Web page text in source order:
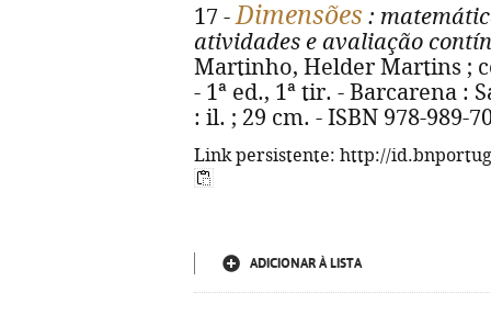
17 -Dimensões :
atividades e avaliação
Martinho, Helder Martins ;
- 1ª ed., 1ª tir. - Barcarena :
: il. ; 29 cm. - ISBN 978-989-
Link persistente: http://
ADICIONAR À LISTA